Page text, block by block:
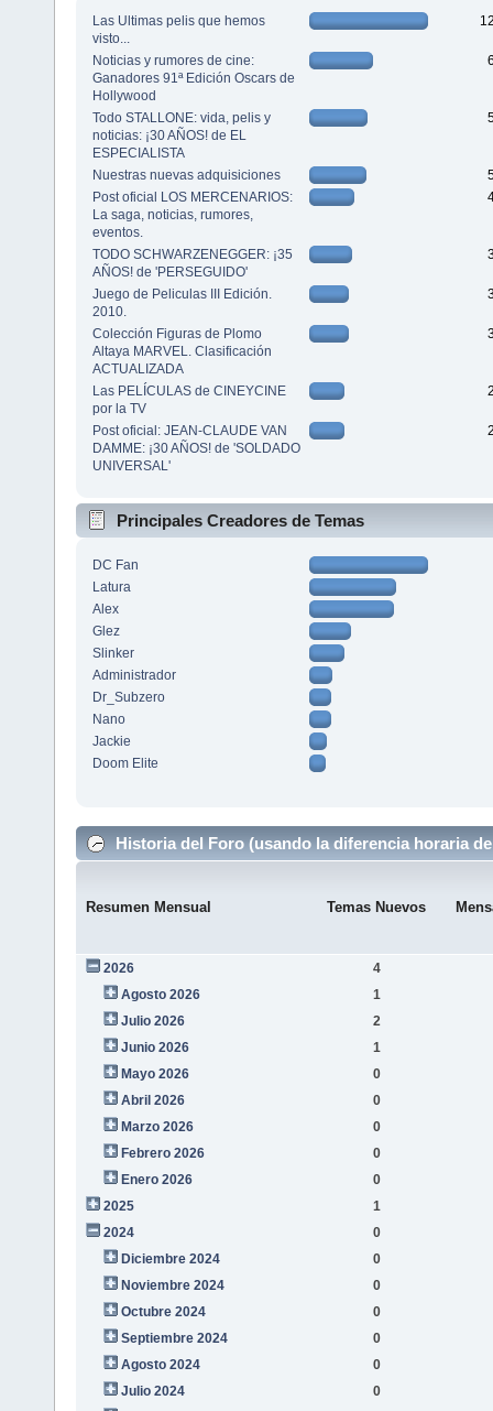
Las Ultimas pelis que hemos
visto...
Noticias y rumores de cine:
Ganadores 91ª Edición Oscars de
Hollywood
Todo STALLONE: vida, pelis y
noticias: ¡30 AÑOS! de EL
ESPECIALISTA
Nuestras nuevas adquisiciones
Post oficial LOS MERCENARIOS:
La saga, noticias, rumores,
eventos.
TODO SCHWARZENEGGER: ¡35
AÑOS! de 'PERSEGUIDO'
Juego de Peliculas III Edición.
2010.
Colección Figuras de Plomo
Altaya MARVEL. Clasificación
ACTUALIZADA
Las PELÍCULAS de CINEYCINE
por la TV
Post oficial: JEAN-CLAUDE VAN
DAMME: ¡30 AÑOS! de 'SOLDADO
UNIVERSAL'
Principales Creadores de Temas
DC Fan
Latura
Alex
Glez
Slinker
Administrador
Dr_Subzero
Nano
Jackie
Doom Elite
Historia del Foro (usando la diferencia horaria
Resumen Mensual Temas Nuevos
2026
4
Agosto 2026
1
Julio 2026
2
Junio 2026
1
Mayo 2026
0
Abril 2026
0
Marzo 2026
0
Febrero 2026
0
Enero 2026
0
2025
1
2024
0
Diciembre 2024
0
Noviembre 2024
0
Octubre 2024
0
Septiembre 2024
0
Agosto 2024
0
Julio 2024
0